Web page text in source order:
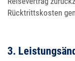
Rücktrittskosten
3.